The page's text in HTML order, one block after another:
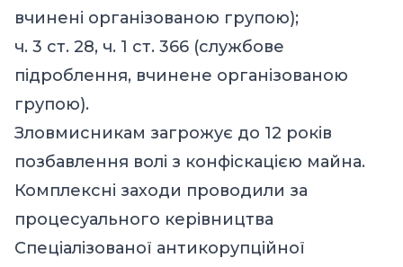
вчинені організованою групою);
ч. 3 ст. 28, ч. 1 ст. 366 (службове
підроблення, вчинене організованою
групою).
Зловмисникам загрожує до 12 років
позбавлення волі з конфіскацією майна.
Комплексні заходи проводили за
процесуального керівництва
Спеціалізованої антикорупційної